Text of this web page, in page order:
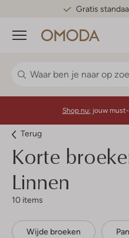
Gratis
Menu
Shop nu: jouw
Terug
Korte
Linnen
10 items
Wijde broeken